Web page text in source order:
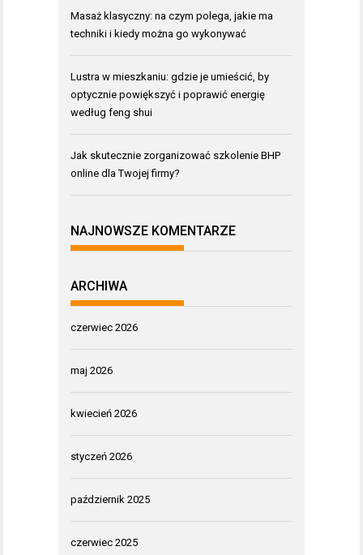
Masaż klasyczny: na czym polega, jakie ma
techniki i kiedy można go wykonywać
Lustra w mieszkaniu: gdzie je umieścić, by
optycznie powiększyć i poprawić energię
według feng shui
Jak skutecznie zorganizować szkolenie BHP
online dla Twojej firmy?
NAJNOWSZE KOMENTARZE
ARCHIWA
czerwiec 2026
maj 2026
kwiecień 2026
styczeń 2026
październik 2025
czerwiec 2025